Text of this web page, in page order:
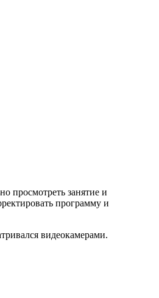
просмотреть занятие и
программу и
видеокамерами.